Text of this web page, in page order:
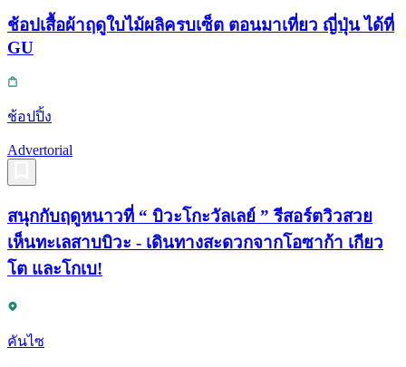
ช้อปเสื้อผ้าฤดูใบไม้ผลิครบเซ็ต ตอนมาเที่ยว ญี่ปุ่น ได้ที่
GU
ช้อปปิ้ง
Advertorial
สนุกกับฤดูหนาวที่ “ บิวะโกะวัลเลย์ ” รีสอร์ตวิวสวย
เห็นทะเลสาบบิวะ - เดินทางสะดวกจากโอซาก้า เกียว
โต และโกเบ!
คันไซ